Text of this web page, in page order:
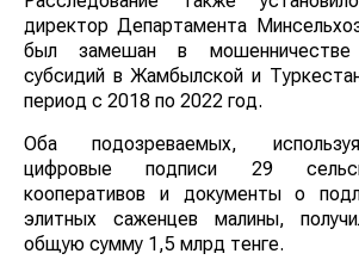
директор Департамента
был замешан в мошенничестве
субсидий в Жамбылской и
период с 2018 по 2022 год.
Оба подозреваемых,
цифровые подписи 29
кооперативов и документы о
элитных саженцев малины,
общую сумму 1,5 млрд тенге.